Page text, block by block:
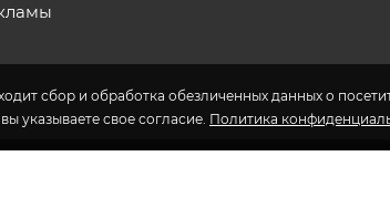
сбор и обработка обезличенных данных о
указываете свое согласие. Политика